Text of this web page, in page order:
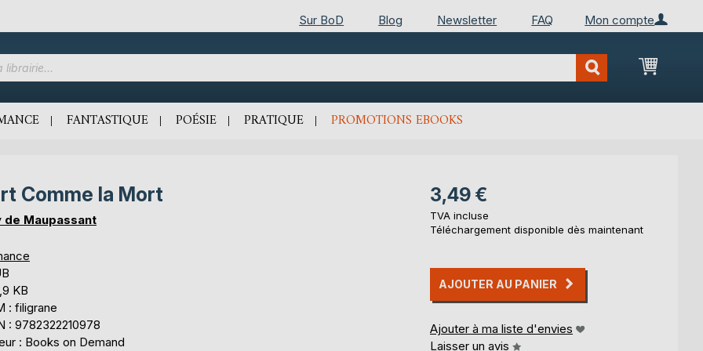
Mon compte
Sur BoD Blog Newsletter FAQ
Mon
FANTASTIQUE POÉSIE PRATIQUE PROMOTIONS EBOOKS
Comme la Mort
de Maupassant
KB
: filigrane
: 9782322210978
: Books on Demand
3,49 €
TVA incluse
Téléchargement disponible dès maintenant
AJOUTER AU PANIER
Ajouter à ma liste d'envies
Laisser un avis